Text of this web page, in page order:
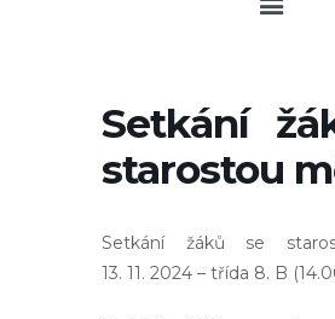
Setkání
starostou
Setkání žáků se
13. 11. 2024 – třída 8. B